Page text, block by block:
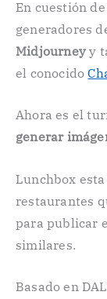
En cuestión
generadores
Midjourney y
el conocido
Ahora es el
generar
Lunchbox
restaurantes
para publicar
similares.
Basado en